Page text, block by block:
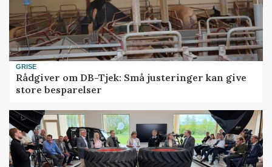
GRISE
Rådgiver om DB-Tjek: Små justeringer kan give
store besparelser